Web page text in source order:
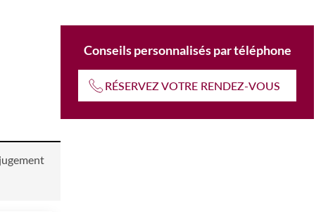
Conseils personnalisés par téléphone
RÉSERVEZ VOTRE RENDEZ-VOUS